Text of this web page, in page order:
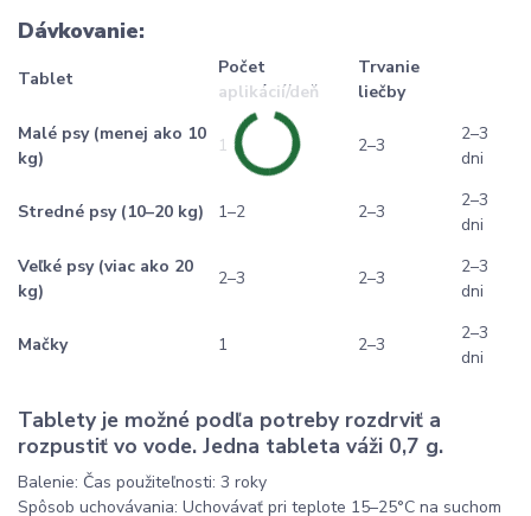
Dávkovanie:
Tablet
Počet
aplikácií/deň
Trvanie
liečby
Malé psy (menej ako 10
kg)
1 2–3
2–3
dni
Stredné psy (10–20 kg) 1–2 2–3
2–3
dni
Veľké psy (viac ako 20
kg)
2–3 2–3
2–3
dni
Mačky 1 2–3
2–3
dni
Tablety je možné podľa potreby rozdrviť a
rozpustiť vo vode. Jedna tableta váži 0,7 g.
Balenie: Čas použiteľnosti: 3 roky
Spôsob uchovávania: Uchovávať pri teplote 15–25°C na suchom